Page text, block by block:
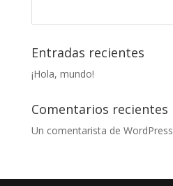
Entradas recientes
¡Hola, mundo!
Comentarios recientes
Un comentarista de WordPress